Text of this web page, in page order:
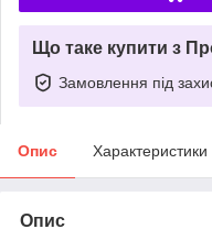
Що таке купити з
Замовлення під
Опис Характеристики
Опис